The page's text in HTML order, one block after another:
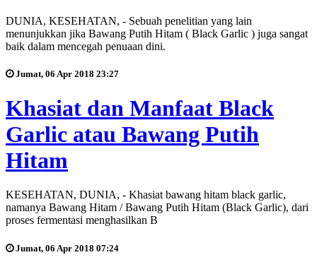
DUNIA, KESEHATAN, - Sebuah penelitian yang lain
menunjukkan jika Bawang Putih Hitam ( Black Garlic ) juga sangat
baik dalam mencegah penuaan dini.
Jumat, 06 Apr 2018 23:27
Khasiat dan Manfaat Black
Garlic atau Bawang Putih
Hitam
KESEHATAN, DUNIA, - Khasiat bawang hitam black garlic,
namanya Bawang Hitam / Bawang Putih Hitam (Black Garlic), dari
proses fermentasi menghasilkan B
Jumat, 06 Apr 2018 07:24